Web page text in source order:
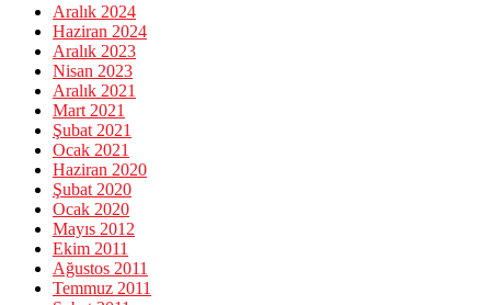
Aralık 2024
Haziran 2024
Aralık 2023
Nisan 2023
Aralık 2021
Mart 2021
Şubat 2021
Ocak 2021
Haziran 2020
Şubat 2020
Ocak 2020
Mayıs 2012
Ekim 2011
Ağustos 2011
Temmuz 2011